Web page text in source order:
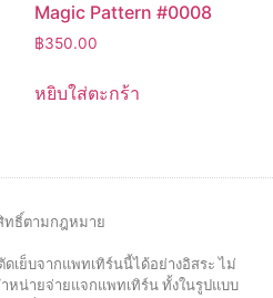
Magic Pattern #0008
฿350.00
หยิบใส่ตะกร้า
ทธิ์ตามกฎหมาย
เย็บจากแพทเทิร์นนี้ได้อย่างอิสระ ไม่
หน่ายจ่ายแจกแพทเทิร์น ทั้งในรูปแบบ